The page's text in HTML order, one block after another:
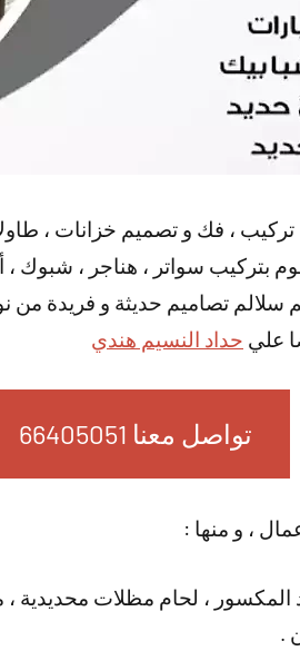
تركيب ، فك و تصميم خزانات ،
بتركيب سواتر ، هناجر ، شبوك ،
سلالم تصاميم حديثة و فريدة من
علي حداد النسيم هندي
تواصل معنا 66405051
، و منها :
المكسور ، لحام مظلات
.